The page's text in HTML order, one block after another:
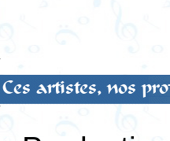
Ces artistes, nos